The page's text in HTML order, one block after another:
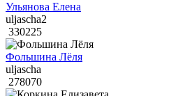
Ульянова Елена
uljascha2
330225
Фольшина Лёля
uljascha
278070